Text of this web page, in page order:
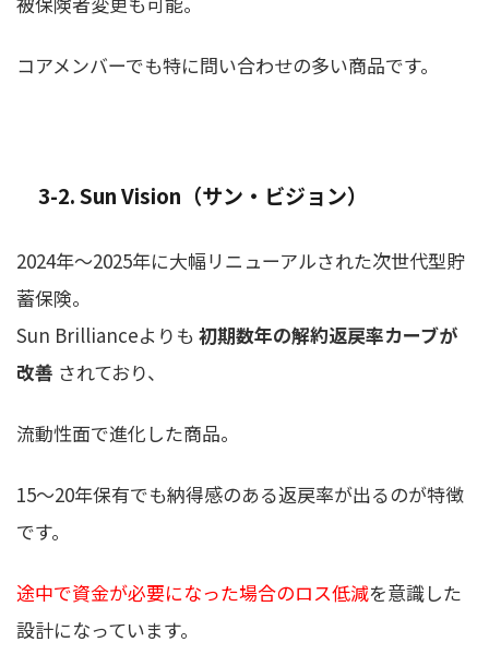
コアメンバーでも特に問い合わせの多い商品です。
3-2. Sun Vision（サン・ビジョン）
2024年〜2025年に大幅リニューアルされた次世代型貯
蓄保険。
Sun Brillianceよりも 初期数年の解約返戻率カーブが
改善 されており、
流動性面で進化した商品。
15〜20年保有でも納得感のある返戻率が出るのが特徴
です。
途中で資金が必要になった場合のロス低減を意識した
設計になっています。